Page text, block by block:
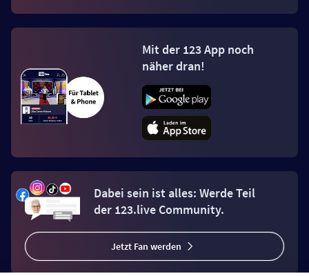
Mit der 123 App noch
näher dran!
Dabei sein ist alles: Werde Teil
der 123.live Community.
Jetzt Fan werden